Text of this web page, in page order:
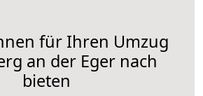
für Ihren Umzug
an der Eger nach
bieten